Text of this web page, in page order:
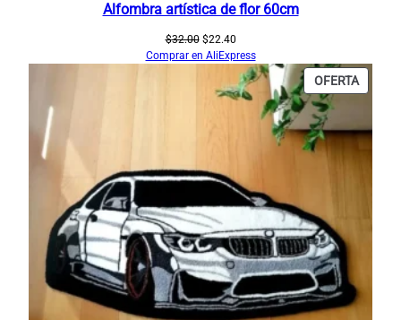
Alfombra artística de flor 60cm
$32.00 El
precio
era:
$32.00.
$22.40El
precio
actual
es:
$22.40.
Comprar en AliExpress
OFERTA
EN